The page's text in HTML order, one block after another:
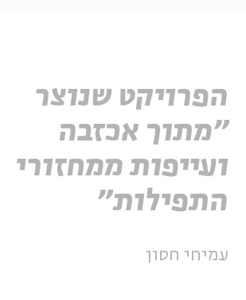
הפרויקט שנוצר
"מתוך אכזבה
ועייפות ממחזורי
התפילות"
עמיחי חסון